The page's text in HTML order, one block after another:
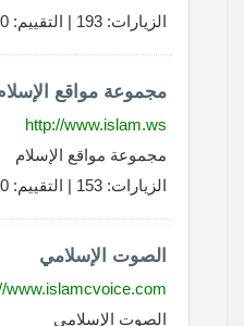
الزيارات: 193 | التقييم: 0 | المقيّمين: 0
مجموعة مواقع الإسلام
http://www.islam.ws
مجموعة مواقع الإسلام
الزيارات: 153 | التقييم: 0 | المقيّمين: 0
الصوت الإسلامي
http://www.islamcvoice.com
الصوت الإسلامي